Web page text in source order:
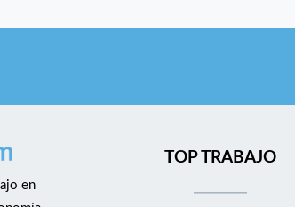
en
TOP TRABAJO